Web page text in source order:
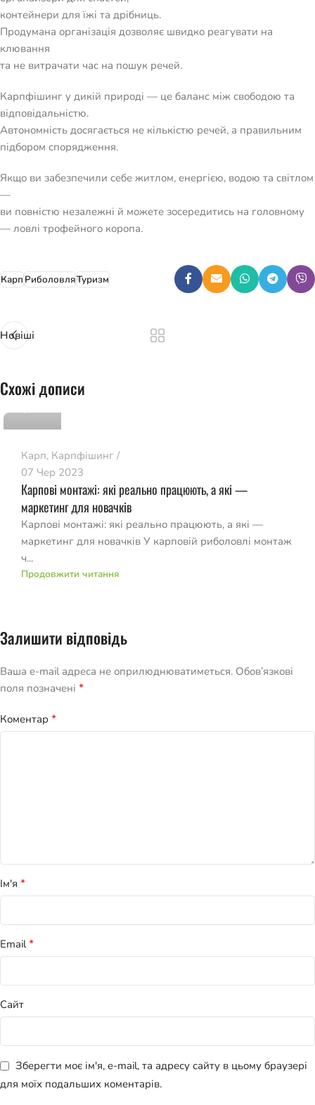
контейнери для їжі та дрібниць.
Продумана організація дозволяє швидко реагувати на
клювання
та не витрачати час на пошук речей.
Карпфішинг у дикій природі — це баланс між свободою та
відповідальністю.
Автономність досягається не кількістю речей, а правильним
підбором спорядження.
Якщо ви забезпечили себе житлом, енергією, водою та світлом
—
ви повністю незалежні й можете зосередитись на головному
— ловлі трофейного коропа.
КарпРиболовляТуризм
Новіші
Схожі дописи
Карп, Карпфішинг
07 Чер 2023
Карпові монтажі: які реально працюють, а які —
маркетинг для новачків
Карпові монтажі: які реально працюють, а які —
маркетинг для новачків У карповій риболовлі монтаж
ч...
Продовжити читання
Залишити відповідь
Ваша e-mail адреса не оприлюднюватиметься. Обов’язкові
поля позначені *
Коментар *
Ім'я *
Email*
Сайт
Зберегти моє ім'я, e-mail, та адресу сайту в цьому браузері
для моїх подальших коментарів.